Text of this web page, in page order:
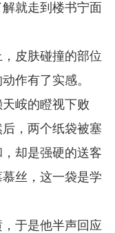
就走到楼书宁面
皮肤碰撞的部位
作有了实感。
峖的瞪视下败
，两个纸袋被塞
却是强硬的送客
丝，这一袋是学
于是他半声回应